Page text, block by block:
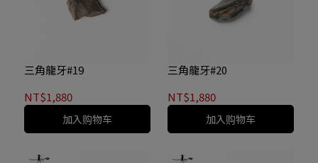
三角龍牙#19
NT$1,880
加入购物车
三角龍牙#20
NT$1,880
加入购物车